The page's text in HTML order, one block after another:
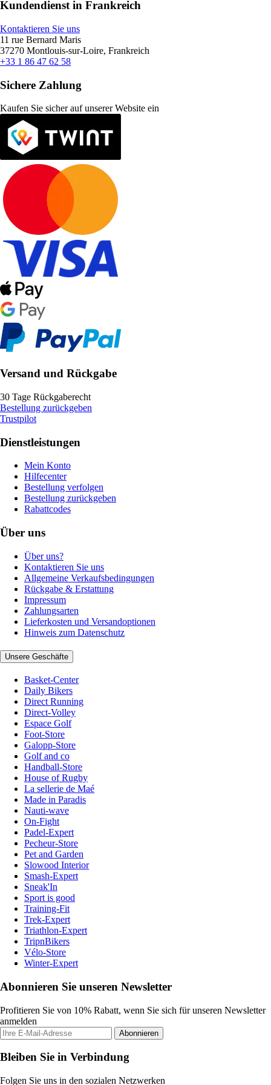
Kundendienst in Frankreich
Kontaktieren Sie uns
11 rue Bernard Maris
37270 Montlouis-sur-Loire, Frankreich
+33 1 86 47 62 58
Sichere Zahlung
Kaufen Sie sicher auf unserer Website ein
Versand und Rückgabe
30 Tage Rückgaberecht
Bestellung zurückgeben
Trustpilot
Dienstleistungen
Mein Konto
Hilfecenter
Bestellung verfolgen
Bestellung zurückgeben
Rabattcodes
Über uns
Über uns?
Kontaktieren Sie uns
Allgemeine Verkaufsbedingungen
Rückgabe & Erstattung
Impressum
Zahlungsarten
Lieferkosten und Versandoptionen
Hinweis zum Datenschutz
Unsere Geschäfte
Basket-Center
Daily Bikers
Direct Running
Direct-Volley
Espace Golf
Foot-Store
Galopp-Store
Golf and co
Handball-Store
House of Rugby
La sellerie de Maé
Made in Paradis
Nauti-wave
On-Fight
Padel-Expert
Pecheur-Store
Pet and Garden
Slowood Interior
Smash-Expert
Sneak'In
Sport is good
Training-Fit
Trek-Expert
Triathlon-Expert
TripnBikers
Vélo-Store
Winter-Expert
Abonnieren Sie unseren Newsletter
Profitieren Sie von 10% Rabatt, wenn Sie sich für unseren Newsletter
anmelden
Abonnieren
Bleiben Sie in Verbindung
Folgen Sie uns in den sozialen Netzwerken